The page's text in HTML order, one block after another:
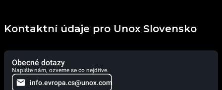
Kontaktní údaje pro Unox Slovensko
Obecné dotazy
Napište nám, ozveme se co nejdříve.
info.evropa.cs@unox.com